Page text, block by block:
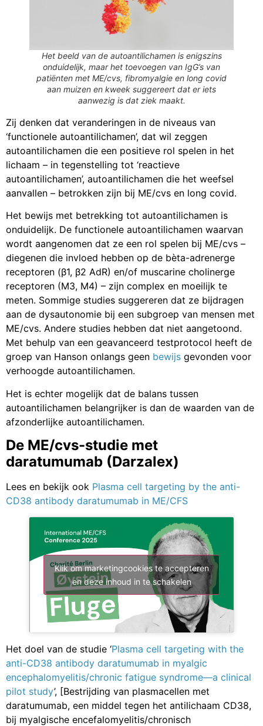
Het beeld van de autoantilichamen is enigszins
onduidelijk, maar het toevoegen van IgG’s van
patiënten met ME/cvs, fibromyalgie en long covid
aan muizen en kweek suggereert dat er iets
aanwezig is dat ziek maakt.
Zij denken dat veranderingen in de niveaus van
‘functionele autoantilichamen’, dat wil zeggen
autoantilichamen die een positieve rol spelen in het
lichaam – in tegenstelling tot ‘reactieve
autoantilichamen’, autoantilichamen die het weefsel
aanvallen – betrokken zijn bij ME/cvs en long covid.
Het bewijs met betrekking tot autoantilichamen is
onduidelijk. De functionele autoantilichamen waarvan
wordt aangenomen dat ze een rol spelen bij ME/cvs –
diegenen die invloed hebben op de bèta-adrenerge
receptoren (β1, β2 AdR) en/of muscarine cholinerge
receptoren (M3, M4) – zijn complex en moeilijk te
meten. Sommige studies suggereren dat ze bijdragen
aan de dysautonomie bij een subgroep van mensen met
ME/cvs. Andere studies hebben dat niet aangetoond.
Met behulp van een geavanceerd testprotocol heeft de
groep van Hanson onlangs geen bewijs gevonden voor
verhoogde autoantilichamen.
Het is echter mogelijk dat de balans tussen
autoantilichamen belangrijker is dan de waarden van de
afzonderlijke autoantilichamen.
De ME/cvs-studie met
daratumumab (Darzalex)
Lees en bekijk ook Plasma cell targeting by the anti-
CD38 antibody daratumumab in ME/CFS
Klik om marketingcookies te accepteren
en deze inhoud in te schakelen
Het doel van de studie ‘Plasma cell targeting with the
anti-CD38 antibody daratumumab in myalgic
encephalomyelitis/chronic fatigue syndrome—a clinical
pilot study’, [Bestrijding van plasmacellen met
daratumumab, een middel tegen het antilichaam CD38,
bij myalgische encefalomyelitis/chronisch